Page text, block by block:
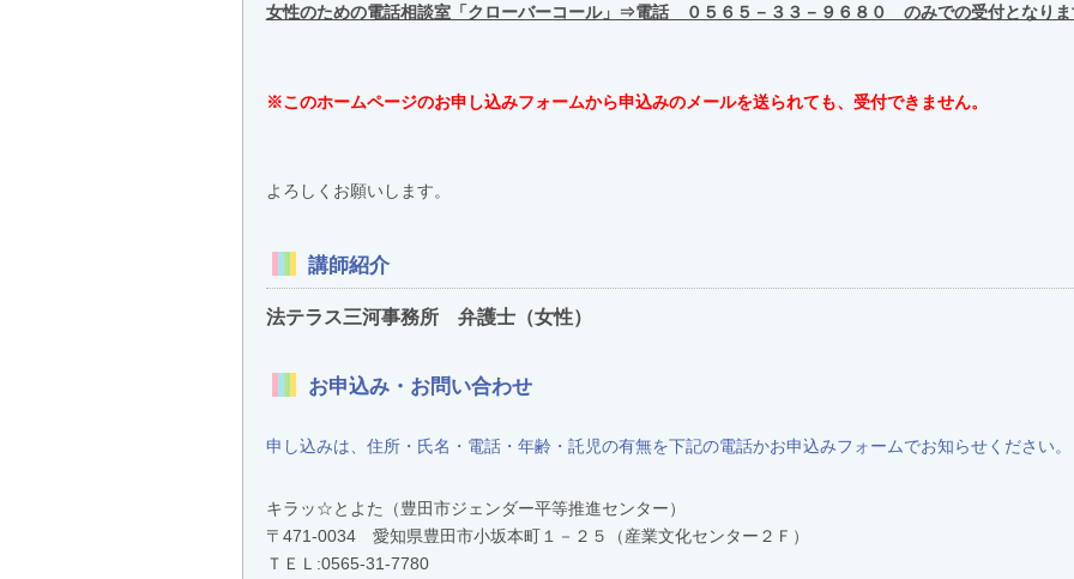
女性のための電話相談室「クローバーコール」⇒電話 ０５６５－３３－９６８０ のみでの受付となりま
※このホームページのお申し込みフォームから申込みのメールを送られても、受付できません。
よろしくお願いします。
講師紹介
法テラス三河事務所 弁護士（女性）
お申込み・お問い合わせ
申し込みは、住所・氏名・電話・年齢・託児の有無を下記の電話かお申込みフォームでお知らせください。
キラッ☆とよた（豊田市ジェンダー平等推進センター）
〒471-0034 愛知県豊田市小坂本町１－２５（産業文化センター２Ｆ）
ＴＥＬ:0565-31-7780